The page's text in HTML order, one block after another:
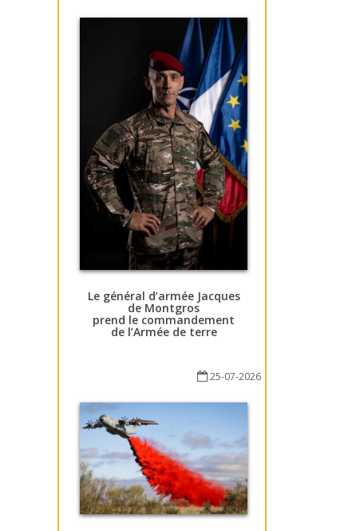
Le général d’armée Jacques
de Montgros
prend le commandement
de l’Armée de terre
25-07-2026